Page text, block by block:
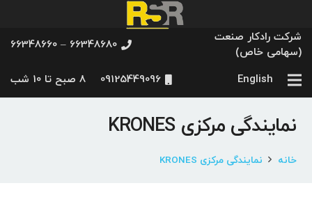
شرکت رادکار صنعت
(سهامی خاص)
66348680 – 66348660
English
09125449096 8 صبح تا 10 شب
نمایندگی مرکزی KRONES
خانه نمایندگی مرکزی KRONES